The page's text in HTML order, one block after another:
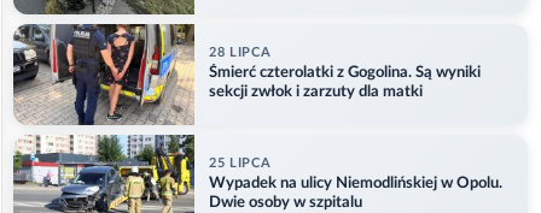
28 LIPCA
Śmierć czterolatki z Gogolina. Są wyniki
sekcji zwłok i zarzuty dla matki
25 LIPCA
Wypadek na ulicy Niemodlińskiej w Opolu.
Dwie osoby w szpitalu